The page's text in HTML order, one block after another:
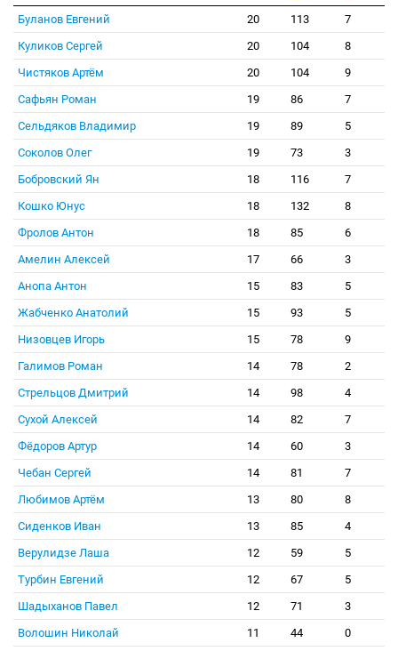
Буланов Евгений
20 113
7
Куликов Сергей
20 104
8
Чистяков Артём
20 104
9
Сафьян Роман
19 86
7
Сельдяков Владимир
19 89
5
Соколов Олег
19 73
3
Бобровский Ян
18 116
7
Кошко Юнус
18 132
8
Фролов Антон
18 85
6
Амелин Алексей
17 66
3
Анопа Антон
15 83
5
Жабченко Анатолий
15 93
5
Низовцев Игорь
15 78
9
Галимов Роман
14 78
2
Стрельцов Дмитрий
14 98
4
Сухой Алексей
14 82
7
Фёдоров Артур
14 60
3
Чебан Сергей
14 81
7
Любимов Артём
13 80
8
Сиденков Иван
13 85
4
Верулидзе Лаша
12 59
5
Турбин Евгений
12 67
5
Шадыханов Павел
12 71
3
Волошин Николай
11 44
0